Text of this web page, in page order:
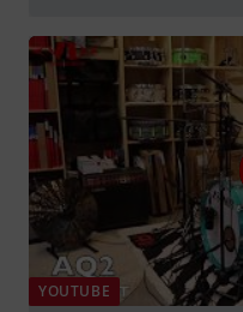
YOUTUBE